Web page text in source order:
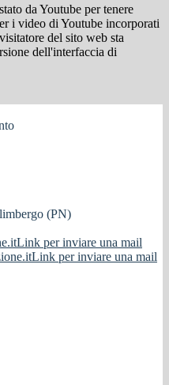
da Youtube per tenere
i video di Youtube incorporati
del sito web sta
dell'interfaccia di
(PN)
Link per inviare una mail
Link per inviare una mail